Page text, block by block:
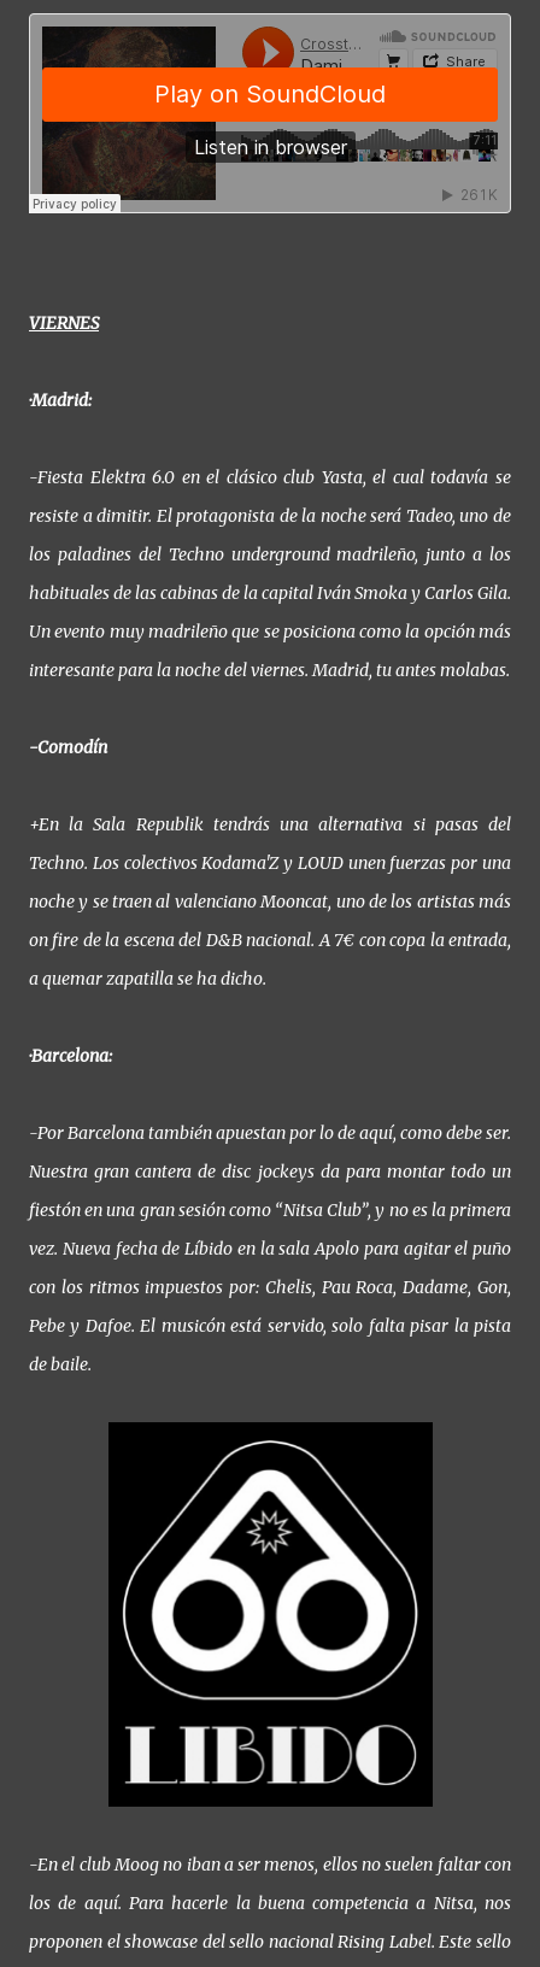
VIERNES
·Madrid:
-Fiesta Elektra 6.0 en el clásico club Yasta, el cual todavía se
resiste a dimitir. El protagonista de la noche será Tadeo, uno de
los paladines del Techno underground madrileño, junto a los
habituales de las cabinas de la capital Iván Smoka y Carlos Gila.
Un evento muy madrileño que se posiciona como la opción más
interesante para la noche del viernes. Madrid, tu antes molabas.
-Comodín
+En la Sala Republik tendrás una alternativa si pasas del
Techno. Los colectivos Kodama'Z y LOUD unen fuerzas por una
noche y se traen al valenciano Mooncat, uno de los artistas más
on fire de la escena del D&B nacional. A 7€ con copa la entrada,
a quemar zapatilla se ha dicho.
·Barcelona:
-Por Barcelona también apuestan por lo de aquí, como debe ser.
Nuestra gran cantera de disc jockeys da para montar todo un
fiestón en una gran sesión como “Nitsa Club”, y no es la primera
vez. Nueva fecha de Líbido en la sala Apolo para agitar el puño
con los ritmos impuestos por: Chelis, Pau Roca, Dadame, Gon,
Pebe y Dafoe. El musicón está servido, solo falta pisar la pista
de baile.
-En el club Moog no iban a ser menos, ellos no suelen faltar con
los de aquí. Para hacerle la buena competencia a Nitsa, nos
proponen el showcase del sello nacional Rising Label. Este sello